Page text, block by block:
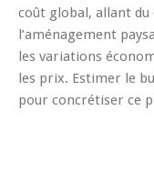
coût global, allant du
l’aménagement
les variations
les prix. Estimer le
pour concrétiser ce